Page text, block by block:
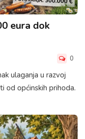
eura dok
0
ulaganja u razvoj
od općinskih prihoda.